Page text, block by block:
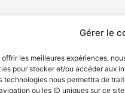
Gérer le
offrir les meilleures expériences,
pour stocker et/ou accéder aux
technologies nous permettra de
ou les ID uniques sur ce
de services